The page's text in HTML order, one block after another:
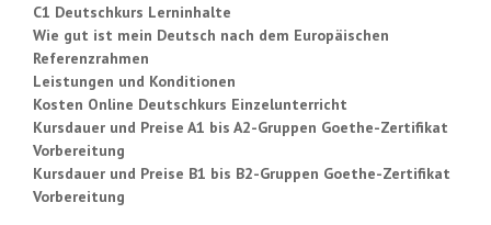
C1 Deutschkurs Lerninhalte
Wie gut ist mein Deutsch nach dem Europäischen
Referenzrahmen
Leistungen und Konditionen
Kosten Online Deutschkurs Einzelunterricht
Kursdauer und Preise A1 bis A2-Gruppen Goethe-Zertifikat
Vorbereitung
Kursdauer und Preise B1 bis B2-Gruppen Goethe-Zertifikat
Vorbereitung